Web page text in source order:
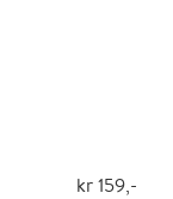
kr 159,-